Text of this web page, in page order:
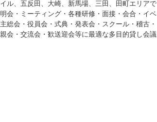
ル、五反田、大崎、新馬場、三田、田町エリアで
会・ミーティング・各種研修・面接・会合・イベ
総会・役員会・式典・発表会・スクール・稽古・
会・交流会・歓送迎会等に最適な多目的貸し会議